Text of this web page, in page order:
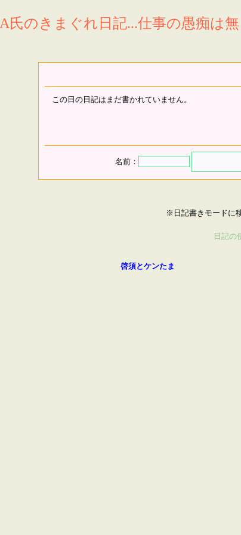
A氏のきまぐれ日記...仕事の愚痴は
この日の日記はまだ書かれていません。
名前：
※日記書きモードに
日記の
啓須とケンたま